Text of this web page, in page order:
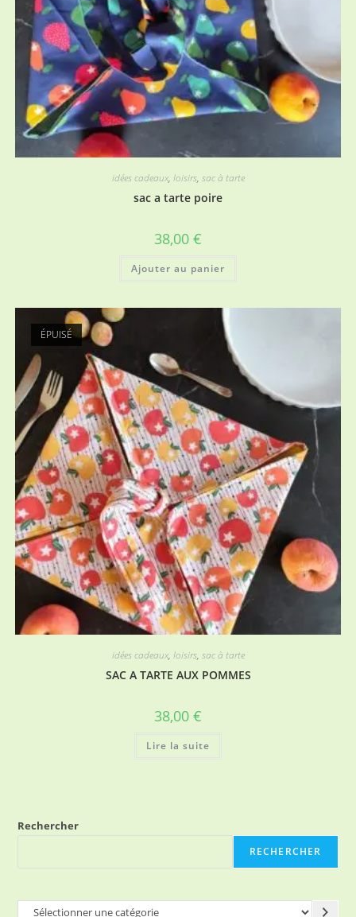
idées cadeaux, loisirs, sac à tarte
sac a tarte poire
38,00 €
Ajouter au panier
ÉPUISÉ
idées cadeaux, loisirs, sac à tarte
SAC A TARTE AUX POMMES
38,00 €
Lire la suite
Rechercher
RECHERCHER
Sélectionner